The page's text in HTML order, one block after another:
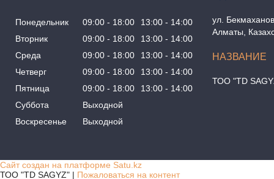
Понедельник 09:00 18:00 13:00
14:00
Вторник
09:00 18:00 13:00
14:00
Среда
09:00 18:00 13:00
14:00
Четверг
09:00 18:00 13:00
14:00
Пятница
09:00 18:00 13:00
14:00
Суббота
Выходной
Воскресенье
Выходной
ул.
Алматы,
ТОО "TD
Сайт создан на платформе Satu.kz
ТОО "TD SAGYZ" | Пожаловаться на контент